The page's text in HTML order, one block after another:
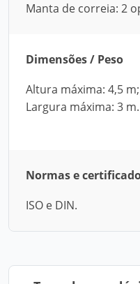
Manta de correia: 2
Dimensões / Peso
Altura máxima: 4,5 m;
Largura máxima: 3 m.
Normas e
ISO e DIN.